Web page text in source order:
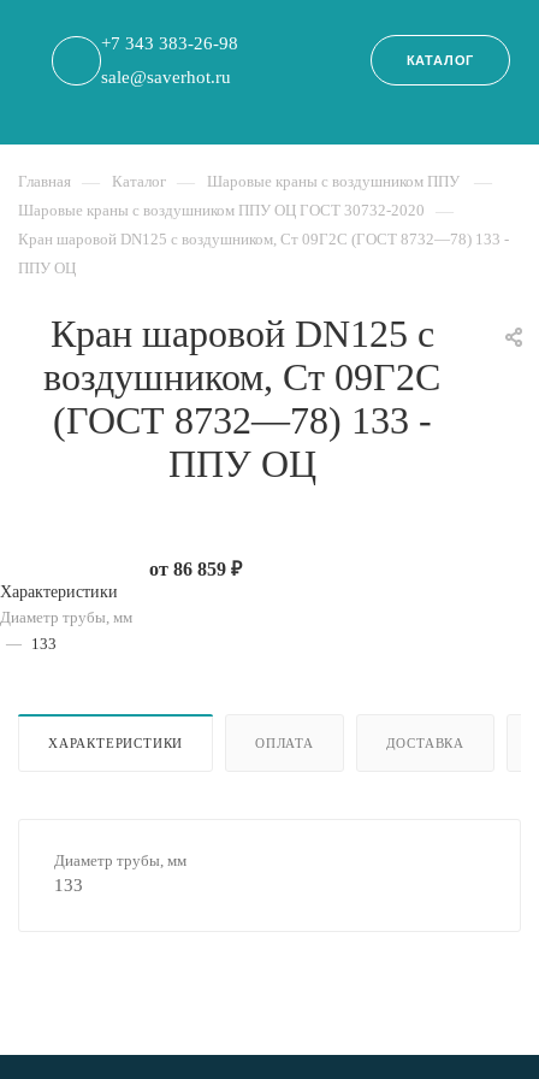
+7 343 383-26-98
sale@saverhot.ru
КАТАЛОГ
Главная — Каталог — Шаровые краны с воздушником ППУ —
Шаровые краны с воздушником ППУ ОЦ ГОСТ 30732-2020 —
Кран шаровой DN125 с воздушником, Ст 09Г2С (ГОСТ 8732—78) 133 -
ППУ ОЦ
Кран шаровой DN125 с
воздушником, Ст 09Г2С
(ГОСТ 8732—78) 133 -
ППУ ОЦ
Характеристики
Диаметр трубы, мм
— 133
от 86 859 ₽
ХАРАКТЕРИСТИКИ ОПЛАТА ДОСТАВКА
Диаметр трубы, мм
133